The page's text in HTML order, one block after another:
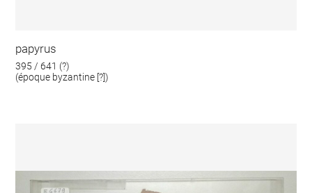
papyrus
395 / 641 (?)
(époque byzantine [?])